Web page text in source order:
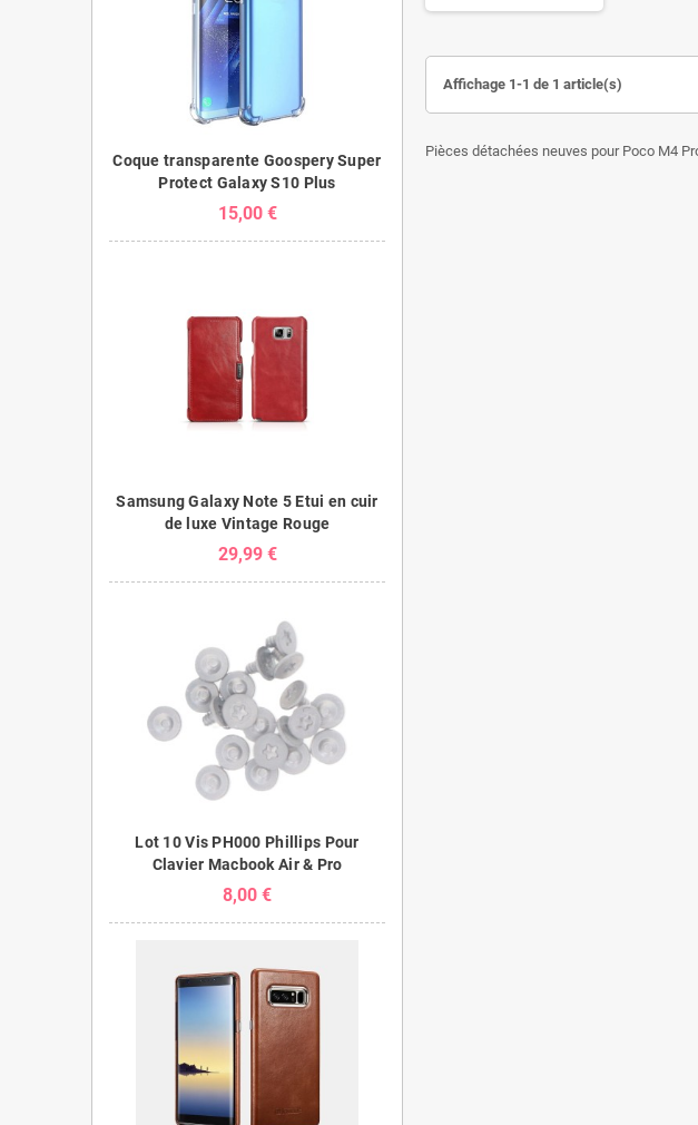
Coque transparente Goospery Super
Protect Galaxy S10 Plus
15,00 €
Samsung Galaxy Note 5 Etui en cuir
de luxe Vintage Rouge
29,99 €
Lot 10 Vis PH000 Phillips Pour
Clavier Macbook Air & Pro
8,00 €
Affichage 1-1 de 1 article(s)
Pièces détachées neuves pour Poco M4